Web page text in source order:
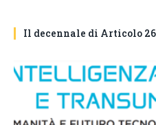
Il decennale di Articolo 26